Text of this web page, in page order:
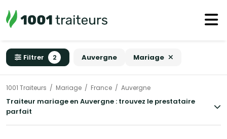
Filtrer 2 Auvergne Mariage
1001 Traiteurs Mariage France Auvergne
Traiteur mariage en Auvergne : trouvez le prestataire
parfait